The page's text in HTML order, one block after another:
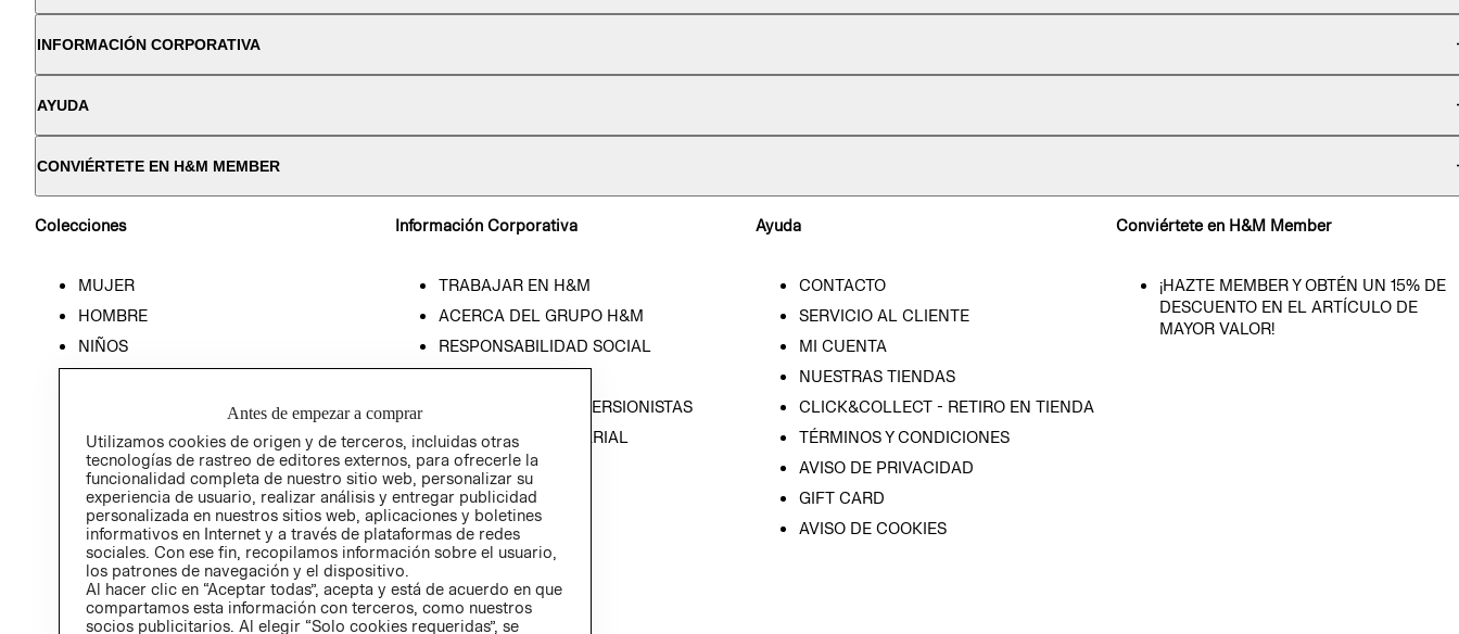
INFORMACIÓN CORPORATIVA
AYUDA
CONVIÉRTETE EN H&M MEMBER
Colecciones
MUJER
HOMBRE
NIÑOS
Información Corporativa
TRABAJAR EN H&M
ACERCA DEL GRUPO H&M
RESPONSABILIDAD SOCIAL
RELACIÓN CON INVERSIONISTAS
POLÍTICA EMPRESARIAL
Ayuda
CONTACTO
SERVICIO AL CLIENTE
MI CUENTA
NUESTRAS TIENDAS
CLICK&COLLECT - RETIRO EN TIENDA
TÉRMINOS Y CONDICIONES
AVISO DE PRIVACIDAD
GIFT CARD
AVISO DE COOKIES
Conviértete en H&M Member
¡HAZTE MEMBER Y OBTÉN UN 15% DE
DESCUENTO EN EL ARTÍCULO DE
MAYOR VALOR!
Antes de empezar a comprar
Utilizamos cookies de origen y de terceros, incluidas otras
tecnologías de rastreo de editores externos, para ofrecerle la
funcionalidad completa de nuestro sitio web, personalizar su
experiencia de usuario, realizar análisis y entregar publicidad
personalizada en nuestros sitios web, aplicaciones y boletines
informativos en Internet y a través de plataformas de redes
sociales. Con ese fin, recopilamos información sobre el usuario,
los patrones de navegación y el dispositivo.
Al hacer clic en “Aceptar todas”, acepta y está de acuerdo en que
compartamos esta información con terceros, como nuestros
socios publicitarios. Al elegir “Solo cookies requeridas”, se